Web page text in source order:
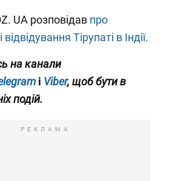
UA розповідавпро
Тірупаті в Індії.
на канали
і Viber, щоб бути в
подій.
РЕКЛАМА